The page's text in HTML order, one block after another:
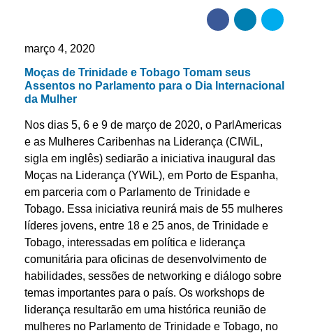
março 4, 2020
Moças de Trinidade e Tobago Tomam seus
Assentos no Parlamento para o Dia Internacional
da Mulher
Nos dias 5, 6 e 9 de março de 2020, o ParlAmericas
e as Mulheres Caribenhas na Liderança (CIWiL,
sigla em inglês) sediarão a iniciativa inaugural das
Moças na Liderança (YWiL), em Porto de Espanha,
em parceria com o Parlamento de Trinidade e
Tobago. Essa iniciativa reunirá mais de 55 mulheres
líderes jovens, entre 18 e 25 anos, de Trinidade e
Tobago, interessadas em política e liderança
comunitária para oficinas de desenvolvimento de
habilidades, sessões de networking e diálogo sobre
temas importantes para o país. Os workshops de
liderança resultarão em uma histórica reunião de
mulheres no Parlamento de Trinidade e Tobago, no